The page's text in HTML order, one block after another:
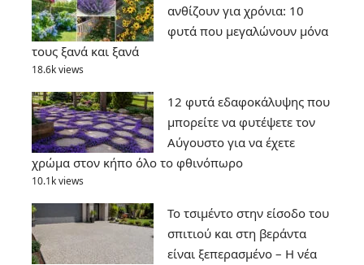
ανθίζουν για χρόνια: 10
φυτά που μεγαλώνουν μόνα
τους ξανά και ξανά
18.6k views
12 φυτά εδαφοκάλυψης που
μπορείτε να φυτέψετε τον
Αύγουστο για να έχετε
χρώμα στον κήπο όλο το φθινόπωρο
10.1k views
Το τσιμέντο στην είσοδο του
σπιτιού και στη βεράντα
είναι ξεπερασμένο – Η νέα